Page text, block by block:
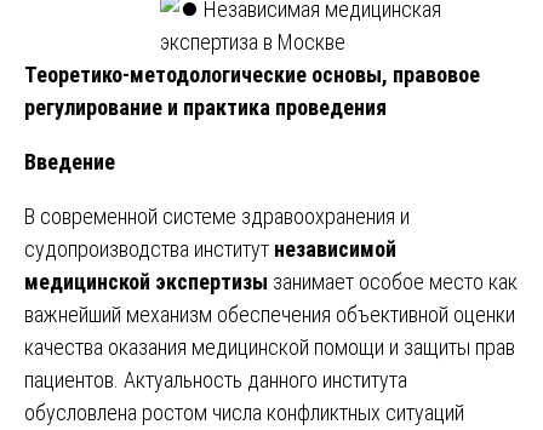
Теоретико-методологические основы, правовое
регулирование и практика проведения
Введение
В современной системе здравоохранения и
судопроизводства институт независимой
медицинской экспертизы занимает особое место как
важнейший механизм обеспечения объективной оценки
качества оказания медицинской помощи и защиты прав
пациентов. Актуальность данного института
обусловлена ростом числа конфликтных ситуаций